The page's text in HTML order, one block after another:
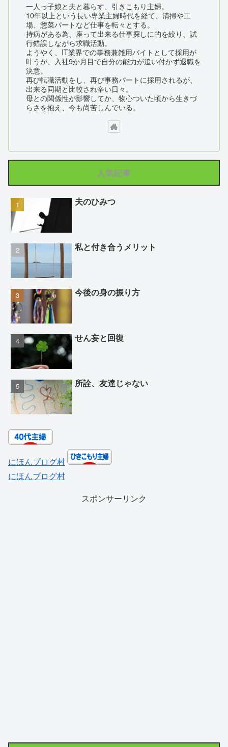
一人っ子娘と夫と暮らす、引きこもり主婦。
10年以上という長い専業主婦時代を経て、清掃や工
場、惣菜パートなど仕事を転々とする。
持病がある為、座って出来る仕事探しに的を絞り、試
行錯誤しながら求職活動。
ようやく、IT業界での事務兼雑用バイトとして採用が
叶うが、入社9か月目で自分の能力が追い付かず退職を
決意。
再び転職活動をし、再び事務パートに採用されるが、
出来る同期と比較され辛い日々。
母との関係性が影響してか、物心ついた頃から生きづ
らさを抱え、今も尚苦しんでいる。
人気記事
夫のひみつ
私と付き合うメリット
今後の身の振り方
せん妄と回復
所詮、友達じゃない
にほんブログ村
にほんブログ村
スポンサーリンク